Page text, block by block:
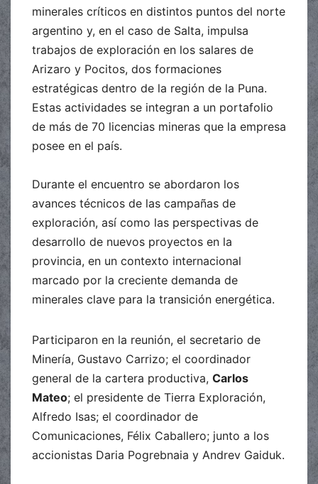
minerales críticos en distintos puntos del norte
argentino y, en el caso de Salta, impulsa
trabajos de exploración en los salares de
Arizaro y Pocitos, dos formaciones
estratégicas dentro de la región de la Puna.
Estas actividades se integran a un portafolio
de más de 70 licencias mineras que la empresa
posee en el país.
Durante el encuentro se abordaron los
avances técnicos de las campañas de
exploración, así como las perspectivas de
desarrollo de nuevos proyectos en la
provincia, en un contexto internacional
marcado por la creciente demanda de
minerales clave para la transición energética.
Participaron en la reunión, el secretario de
Minería, Gustavo Carrizo; el coordinador
general de la cartera productiva, Carlos
Mateo; el presidente de Tierra Exploración,
Alfredo Isas; el coordinador de
Comunicaciones, Félix Caballero; junto a los
accionistas Daria Pogrebnaia y Andrev Gaiduk.